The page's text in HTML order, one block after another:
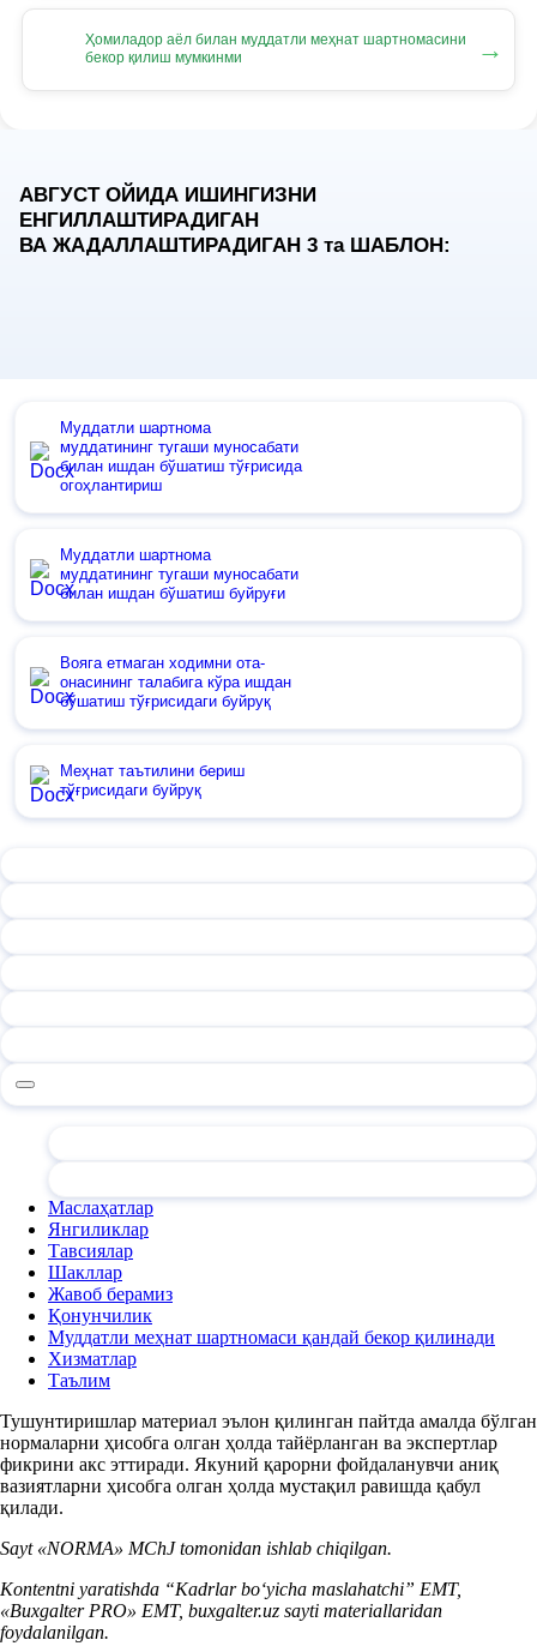
Ҳомиладор аёл билан муддатли меҳнат шартномасини
бекор қилиш мумкинми
→
АВГУСТ ОЙИДА ИШИНГИЗНИ
ЕНГИЛЛАШТИРАДИГАН
ВА ЖАДАЛЛАШТИРАДИГАН 3 таШАБЛОН:
Муддатли шартнома
муддатининг тугаши муносабати
билан ишдан бўшатиш тўғрисида
огоҳлантириш
Муддатли шартнома
муддатининг тугаши муносабати
билан ишдан бўшатиш буйруғи
Вояга етмаган ходимни ота-
онасининг талабига кўра ишдан
бўшатиш тўғрисидаги буйруқ
Меҳнат таътилини бериш
тўғрисидаги буйруқ
Маслаҳатлар
Янгиликлар
Тавсиялар
Шакллар
Жавоб берамиз
Қонунчилик
Муддатли меҳнат шартномаси қандай бекор қилинади
Хизматлар
Таълим
Тушунтиришлар материал эълон қилинган пайтда амалда бўлган
нормаларни ҳисобга олган ҳолда тайёрланган ва экспертлар
фикрини акс эттиради. Якуний қарорни фойдаланувчи аниқ
вазиятларни ҳисобга олган ҳолда мустақил равишда қабул
қилади.
Sayt «NORMA» MChJ tomonidan ishlab chiqilgan.
Kontentni yaratishda “Kadrlar boʻyicha maslahatchi” EMT,
«Buxgalter PRO» EMT, buxgalter.uz sayti materiallaridan
foydalanilgan.